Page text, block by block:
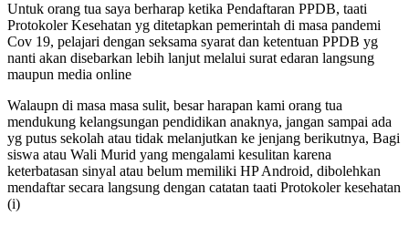
Untuk orang tua saya berharap ketika Pendaftaran PPDB, taati
Protokoler Kesehatan yg ditetapkan pemerintah di masa pandemi
Cov 19, pelajari dengan seksama syarat dan ketentuan PPDB yg
nanti akan disebarkan lebih lanjut melalui surat edaran langsung
maupun media online
Walaupn di masa masa sulit, besar harapan kami orang tua
mendukung kelangsungan pendidikan anaknya, jangan sampai ada
yg putus sekolah atau tidak melanjutkan ke jenjang berikutnya, Bagi
siswa atau Wali Murid yang mengalami kesulitan karena
keterbatasan sinyal atau belum memiliki HP Android, dibolehkan
mendaftar secara langsung dengan catatan taati Protokoler kesehatan
(i)